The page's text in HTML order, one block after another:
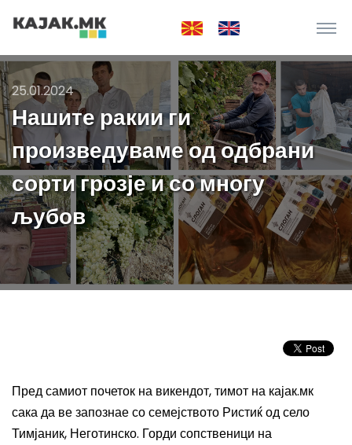
25.01.2024
Нашите ракии ги
произведуваме од одбрани
сорти грозје и со многу
љубов
Пред самиот почеток на викендот, тимот на кајак.мк
сака да ве запознае со семејството Ристиќ од село
Тимјаник, Неготинско. Горди сопственици на